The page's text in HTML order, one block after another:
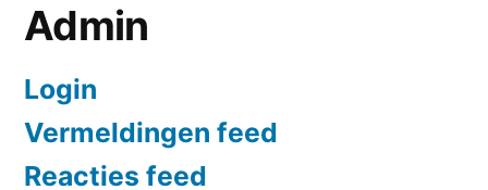
Admin
Login
Vermeldingen feed
Reacties feed